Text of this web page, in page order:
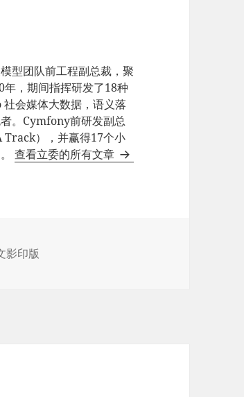
型团队前工程副总裁，聚
，期间指挥研发了18种
会媒体大数据，语义落
。Cymfony前研发副总
Track），并赢得17个小
。查看立委的所有文章
影印版